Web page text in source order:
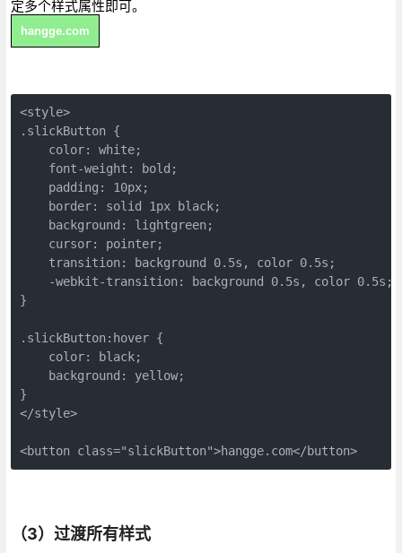
定多个样式属性即可。
hangge.com
<style>
.slickButton {
    color: white;
    font-weight: bold;
    padding: 10px;
    border: solid 1px black;
    background: lightgreen;
    cursor: pointer;
    transition: background 0.5s, color 0.5s;
    -webkit-transition: background 0.5s, color 0.5s;
}
.slickButton:hover {
    color: black;
    background: yellow;
}
</style>
<button class="slickButton">hangge.com</button>
（3）过渡所有样式